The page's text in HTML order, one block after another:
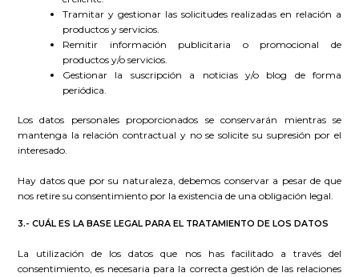
Tramitar y gestionar las solicitudes realizadas en relación a
productos y servicios.
Remitir información publicitaria o promocional de
productos y/o servicios.
Gestionar la suscripción a noticias y/o blog de forma
periódica.
Los datos personales proporcionados se conservarán mientras se
mantenga la relación contractual y no se solicite su supresión por el
interesado.
Hay datos que por su naturaleza, debemos conservar a pesar de que
nos retire su consentimiento por la existencia de una obligación legal.
3.- CUÁL ES LA BASE LEGAL PARA EL TRATAMIENTO DE LOS DATOS
La utilización de los datos que nos has facilitado a través del
consentimiento, es necesaria para la correcta gestión de las relaciones